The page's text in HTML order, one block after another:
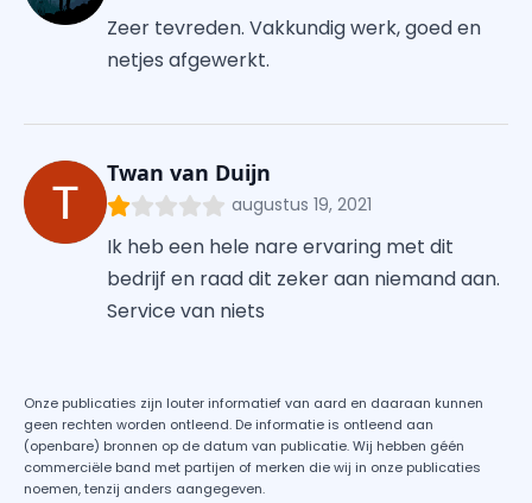
Zeer tevreden. Vakkundig werk, goed en
netjes afgewerkt.
Twan van Duijn
augustus 19, 2021
Ik heb een hele nare ervaring met dit
bedrijf en raad dit zeker aan niemand aan.
Service van niets
Onze publicaties zijn louter informatief van aard en daaraan kunnen
geen rechten worden ontleend. De informatie is ontleend aan
(openbare) bronnen op de datum van publicatie. Wij hebben géén
commerciële band met partijen of merken die wij in onze publicaties
noemen, tenzij anders aangegeven.